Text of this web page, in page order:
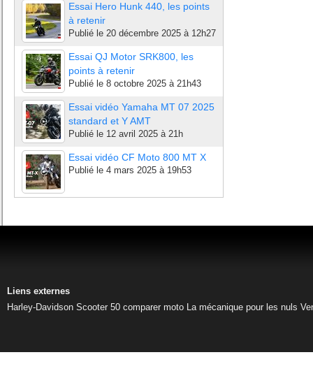
Essai Hero Hunk 440, les points
à retenir
Publié le 20 décembre 2025 à 12h27
Essai QJ Motor SRK800, les
points à retenir
Publié le 8 octobre 2025 à 21h43
Essai vidéo Yamaha MT 07 2025
standard et Y AMT
Publié le 12 avril 2025 à 21h
Essai vidéo CF Moto 800 MT X
Publié le 4 mars 2025 à 19h53
Liens externes
Harley-Davidson Scooter 50 comparer moto La mécanique pour les nuls